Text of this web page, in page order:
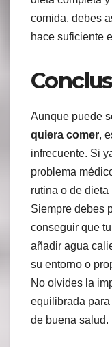
comida, debes
hace suficiente
Aunque puede
quiera comer,
infrecuente. Si
problema
rutina o de
Siempre debes
conseguir que
añadir agua
su entorno o
No olvides la
equilibrada
de buena salud.